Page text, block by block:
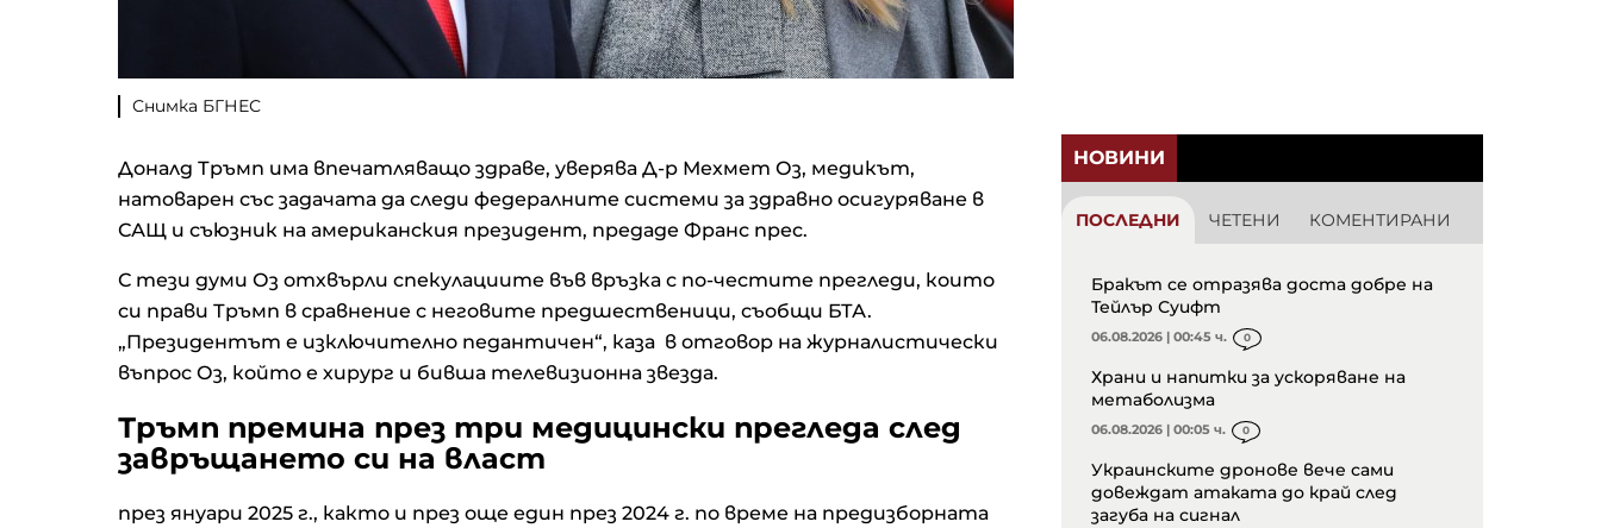
Снимка БГНЕС
Доналд Тръмп има впечатляващо здраве, уверява Д-р Мехмет Оз, медикът,
натоварен със задачата да следи федералните системи за здравно осигуряване в
САЩ и съюзник на американския президент, предаде Франс прес.
С тези думи Оз отхвърли спекулациите във връзка с по-честите прегледи, които
си прави Тръмп в сравнение с неговите предшественици, съобщи БТА.
„Президентът е изключително педантичен“, каза в отговор на журналистически
въпрос Оз, който е хирург и бивша телевизионна звезда.
Тръмп премина през три медицински прегледа след
завръщането си на власт
през януари 2025 г., както и през още един през 2024 г. по време на предизборната
НОВИНИ
ПОСЛЕДНИ ЧЕТЕНИ КОМЕНТИРАНИ
Бракът се отразява доста добре на
Тейлър Суифт
06.08.2026 | 00:45 ч. 0
Храни и напитки за ускоряване на
метаболизма
06.08.2026 | 00:05 ч. 0
Украинските дронове вече сами
довеждат атаката до край след
загуба на сигнал